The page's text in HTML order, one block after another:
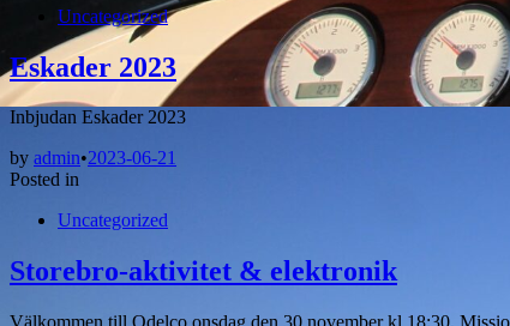
Uncategorized
Eskader 2023
Inbjudan Eskader 2023
by admin•2023-06-21
Posted in
Uncategorized
Storebro-aktivitet & elektronik